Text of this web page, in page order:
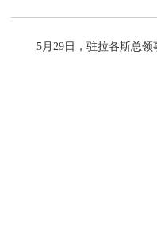
5月29日，驻拉各斯总